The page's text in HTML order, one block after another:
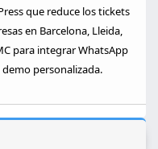
que reduce los tickets
en Barcelona, Lleida,
para integrar WhatsApp
personalizada.